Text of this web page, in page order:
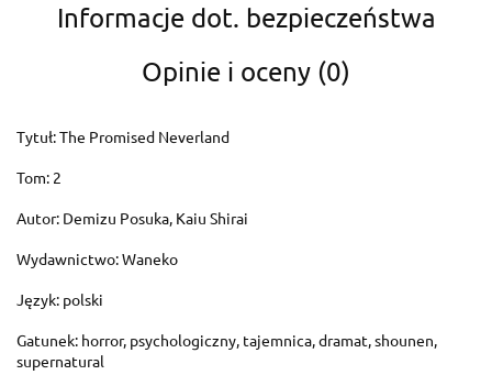
Informacje dot. bezpieczeństwa
Opinie i oceny (0)
Tytuł: The Promised Neverland
Tom: 2
Autor: Demizu Posuka, Kaiu Shirai
Wydawnictwo: Waneko
Język: polski
Gatunek: horror, psychologiczny, tajemnica, dramat, shounen,
supernatural